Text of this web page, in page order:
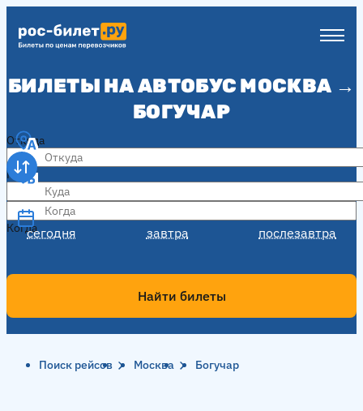
БИЛЕТЫ НА АВТОБУС МОСКВА →
БОГУЧАР
Откуда
Куда
Когда
сегодня завтра послезавтра
Когда
Найти билеты
Поиск рейсов Москва Богучар